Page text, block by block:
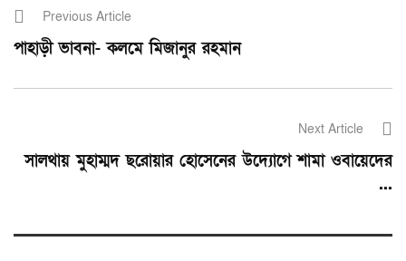
Previous Article
পাহাড়ী ভাবনা- কলমে মিজানুর রহমান
Next Article
সালথায় মুহাম্মদ ছরোয়ার হোসেনের উদ্যোগে শামা ওবায়েদের
...